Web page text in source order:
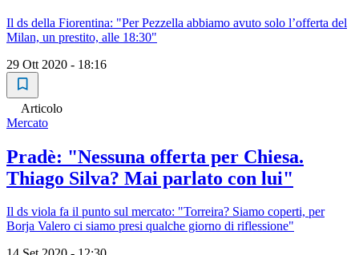
Il ds della Fiorentina: "Per Pezzella abbiamo avuto solo l’offerta del
Milan, un prestito, alle 18:30"
29 Ott 2020 - 18:16
Articolo
Mercato
Pradè: "Nessuna offerta per Chiesa.
Thiago Silva? Mai parlato con lui"
Il ds viola fa il punto sul mercato: "Torreira? Siamo coperti, per
Borja Valero ci siamo presi qualche giorno di riflessione"